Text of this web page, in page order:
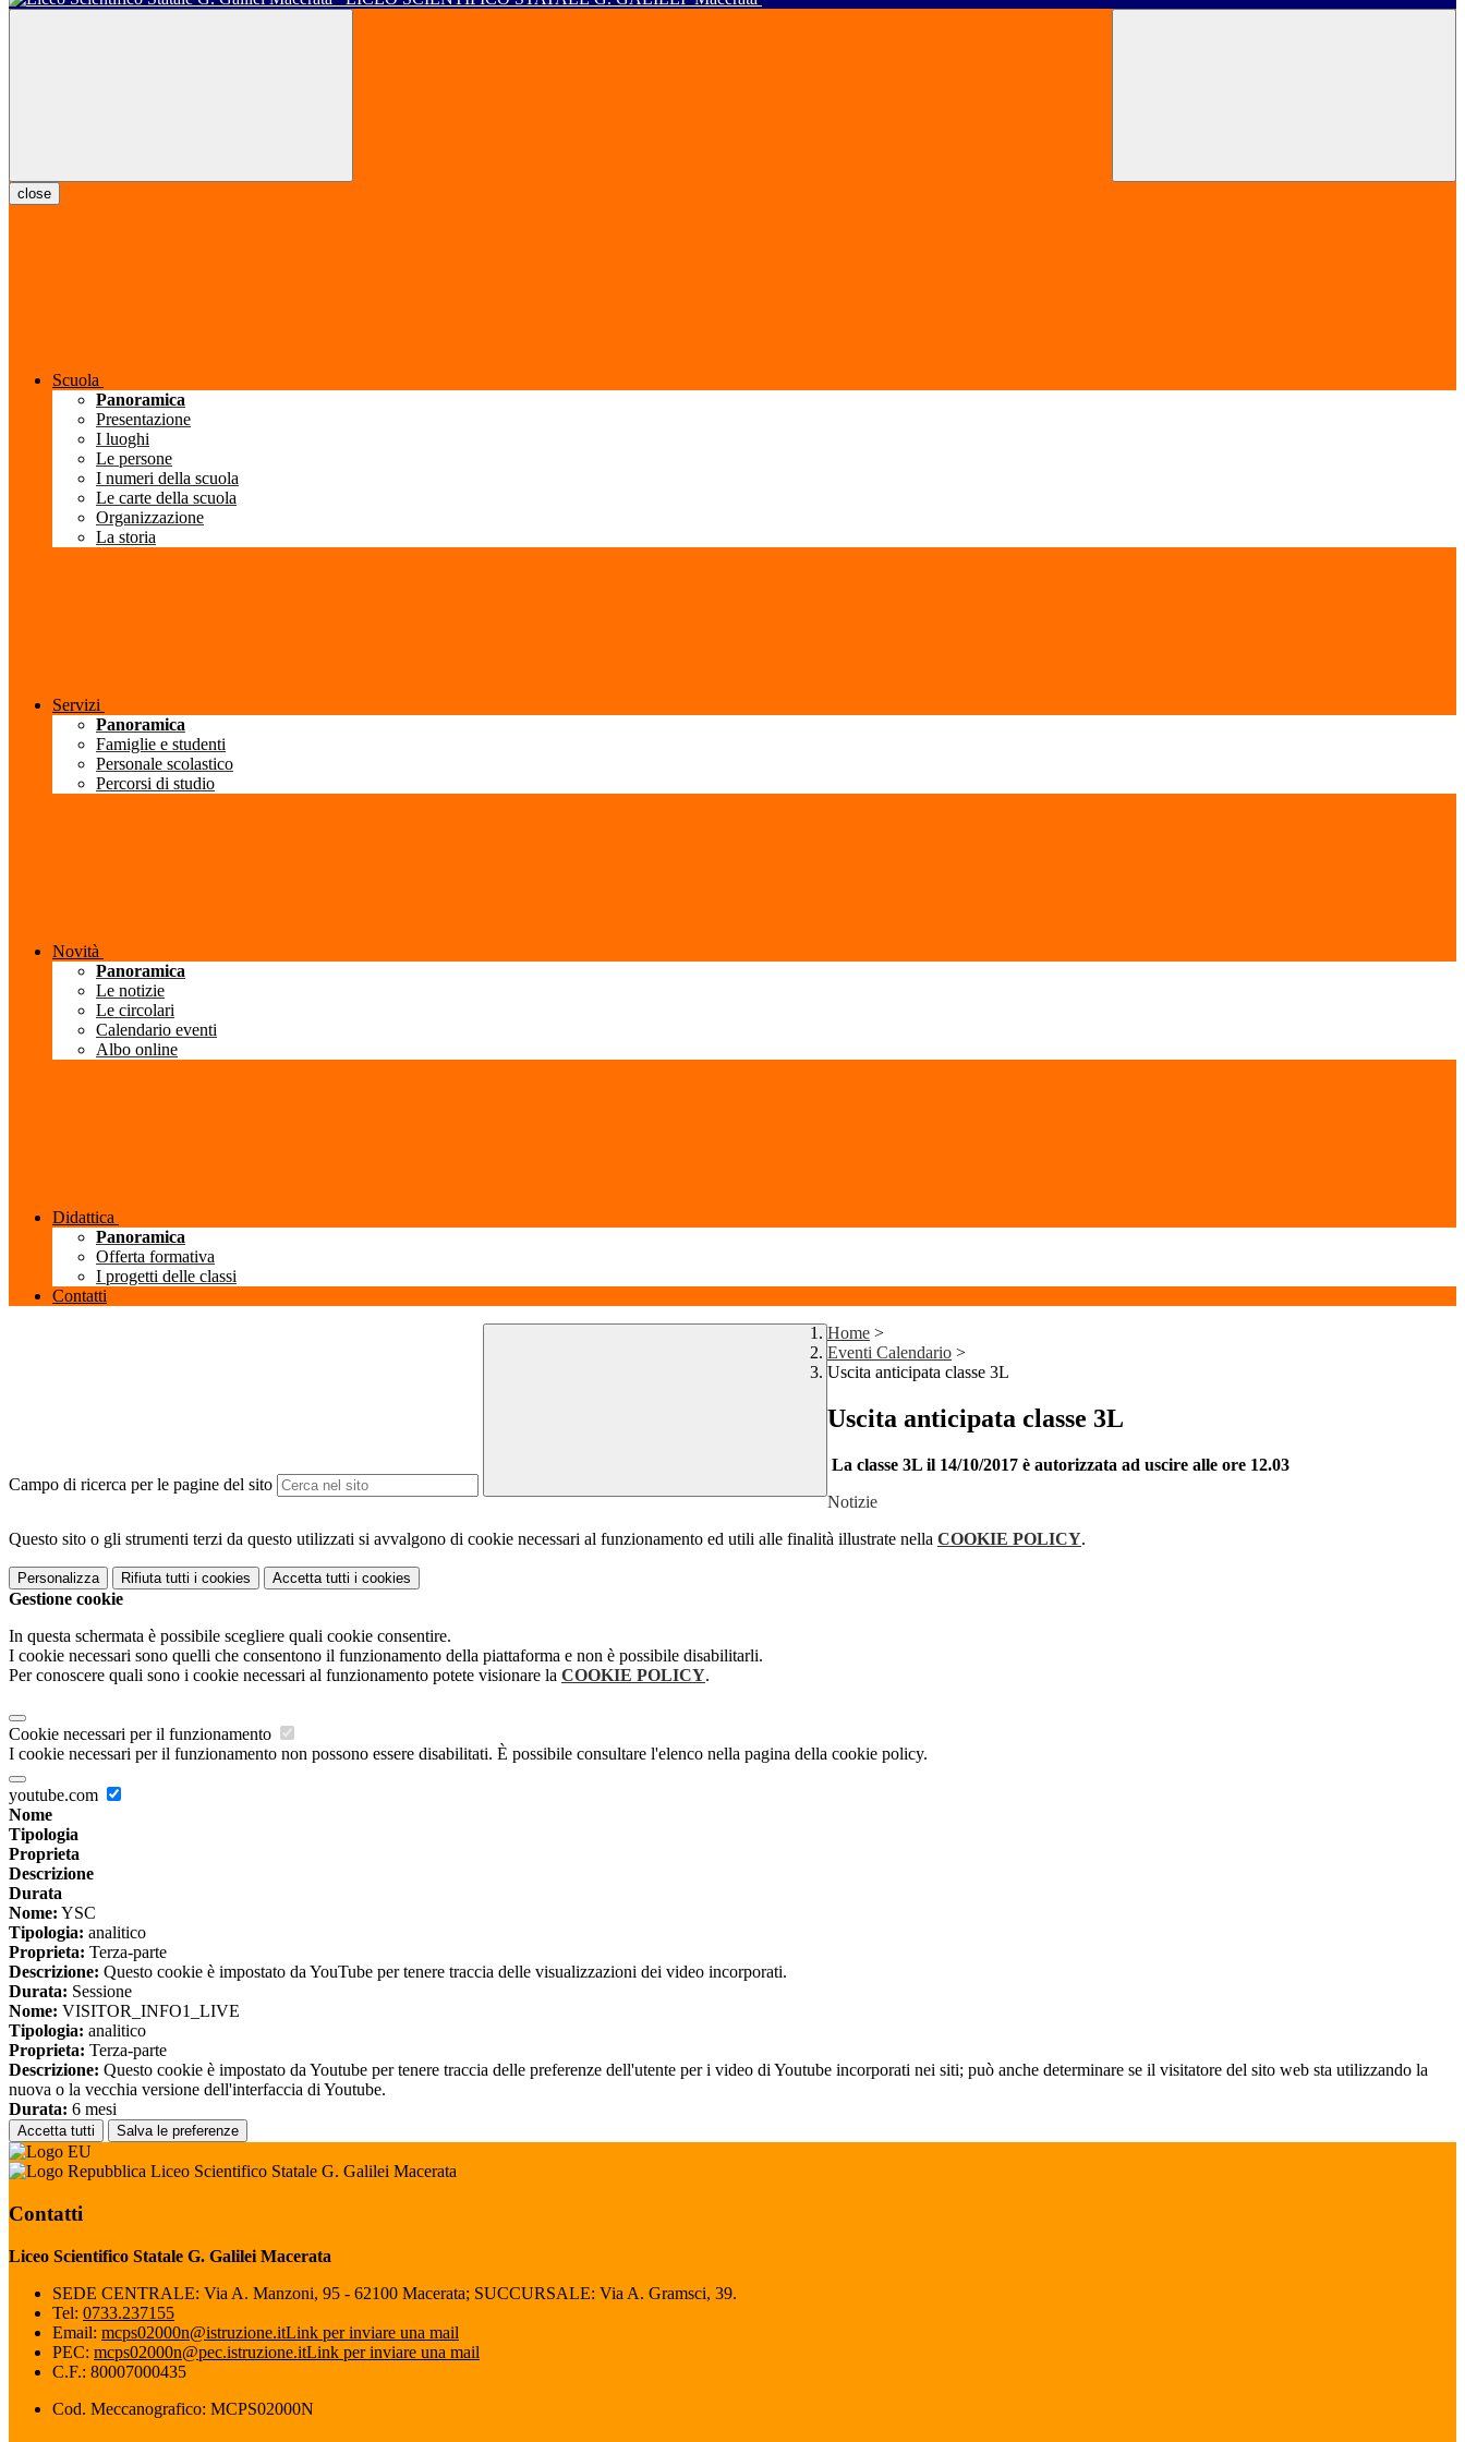
close
Scuola
Panoramica
Presentazione
I luoghi
Le persone
I numeri della scuola
Le carte della scuola
Organizzazione
La storia
Servizi
Panoramica
Famiglie e studenti
Personale scolastico
Percorsi di studio
Novità
Panoramica
Le notizie
Le circolari
Calendario eventi
Albo online
Didattica
Panoramica
Offerta formativa
I progetti delle classi
Contatti
Campo di ricerca per le pagine del sito
Home >
Eventi Calendario >
Uscita anticipata classe 3L
Uscita anticipata classe 3L
La classe 3L il 14/10/2017 è autorizzata ad uscire alle ore 12.03
Notizie
Questo sito o gli strumenti terzi da questo utilizzati si avvalgono di cookie necessari al funzionamento ed utili alle finalità illustrate nella COOKIE POLICY.
Personalizza Rifiuta tutti i cookies Accetta tutti i cookies
Gestione cookie
In questa schermata è possibile scegliere quali cookie consentire.
I cookie necessari sono quelli che consentono il funzionamento della piattaforma e non è possibile disabilitarli.
Per conoscere quali sono i cookie necessari al funzionamento potete visionare la COOKIE POLICY.
Cookie necessari per il funzionamento
I cookie necessari per il funzionamento non possono essere disabilitati. È possibile consultare l'elenco nella pagina della cookie policy.
youtube.com
Nome
Tipologia
Proprieta
Descrizione
Durata
Nome: YSC
Tipologia: analitico
Proprieta: Terza-parte
Descrizione: Questo cookie è impostato da YouTube per tenere traccia delle visualizzazioni dei video incorporati.
Durata: Sessione
Nome: VISITOR_INFO1_LIVE
Tipologia: analitico
Proprieta: Terza-parte
Descrizione: Questo cookie è impostato da Youtube per tenere traccia delle preferenze dell'utente per i video di Youtube incorporati nei siti; può anche determinare se il visitatore del sito web sta utilizzando la
nuova o la vecchia versione dell'interfaccia di Youtube.
Durata: 6 mesi
Accetta tutti Salva le preferenze
Liceo Scientifico Statale G. Galilei Macerata
Contatti
Liceo Scientifico Statale G. Galilei Macerata
SEDE CENTRALE: Via A. Manzoni, 95 - 62100 Macerata; SUCCURSALE: Via A. Gramsci, 39.
Tel: 0733.237155
Email: mcps02000n@istruzione.itLink per inviare una mail
PEC: mcps02000n@pec.istruzione.itLink per inviare una mail
C.F.: 80007000435
Cod. Meccanografico: MCPS02000N